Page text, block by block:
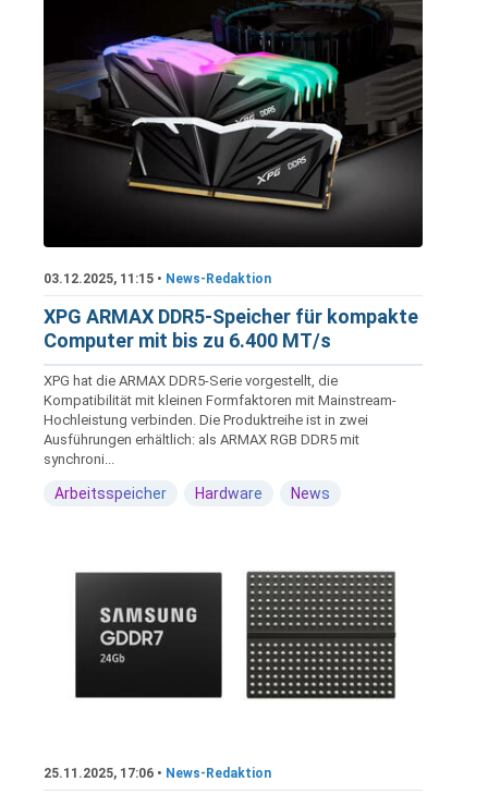
03.12.2025, 11:15 • News-Redaktion
XPG ARMAX DDR5-Speicher für kompakte
Computer mit bis zu 6.400 MT/s
XPG hat die ARMAX DDR5-Serie vorgestellt, die
Kompatibilität mit kleinen Formfaktoren mit Mainstream-
Hochleistung verbinden. Die Produktreihe ist in zwei
Ausführungen erhältlich: als ARMAX RGB DDR5 mit
synchroni...
Arbeitsspeicher Hardware News
25.11.2025, 17:06 • News-Redaktion